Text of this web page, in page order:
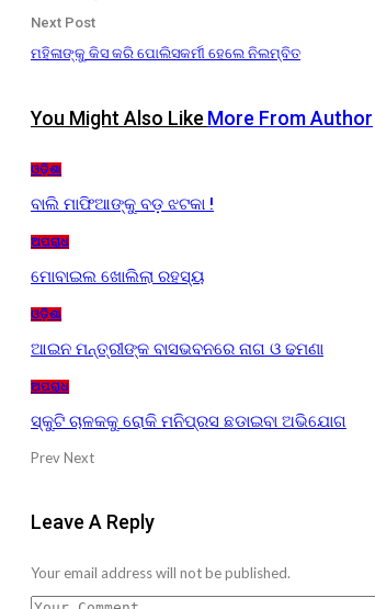
Next Post
ମହିଳାଙ୍କୁ କିସ କରି ପୋଲିସକର୍ମୀ ହେଲେ ନିଲମ୍ବିତ
You Might Also Like More From Author
ଓଡ଼ିଶା
ବାଲି ମାଫିଆଙ୍କୁ ବଡ଼ ଝଟକା !
ଅପରାଧ
ମୋବାଇଲ ଖୋଲିଲା ରହସ୍ୟ
ଓଡ଼ିଶା
ଆଇନ ମନ୍ତ୍ରୀଙ୍କ ବାସଭବନରେ ନାଗ ଓ ଢମଣା
ଅପରାଧ
ସ୍କୁଟି ଚାଳକକୁ ରୋକି ମନିପ୍ରସ ଛଡାଇବା ଅଭିଯୋଗ
PrevNext
Leave A Reply
Your email address will not be published.